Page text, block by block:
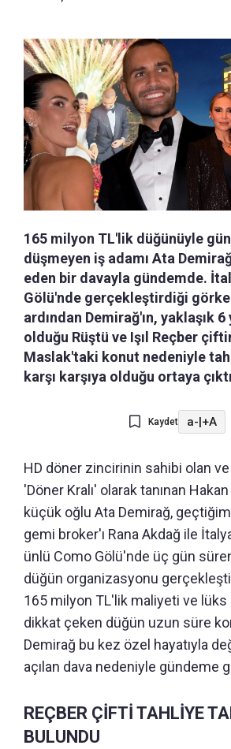
165 milyon TL'lik düğünüyle
düşmeyen iş adamı Ata
eden bir davayla gündemde.
Gölü'nde gerçekleştirdiği
ardından Demirağ'ın, yaklaşık 6
olduğu Rüştü ve Işıl Reçber
Maslak'taki konut nedeniyle
karşı karşıya olduğu ortaya
Kaydet a-|+A
HD döner zincirinin sahibi olan
'Döner Kralı' olarak tanınan Hakan
küçük oğlu Ata Demirağ,
gemi broker'ı Rana Akdağ ile
ünlü Como Gölü'nde üç gün
düğün organizasyonu
165 milyon TL'lik maliyeti ve lüks
dikkat çeken düğün uzun süre
Demirağ bu kez özel hayatıyla
açılan dava nedeniyle gündeme
REÇBER ÇİFTİ TAHLİYE
BULUNDU